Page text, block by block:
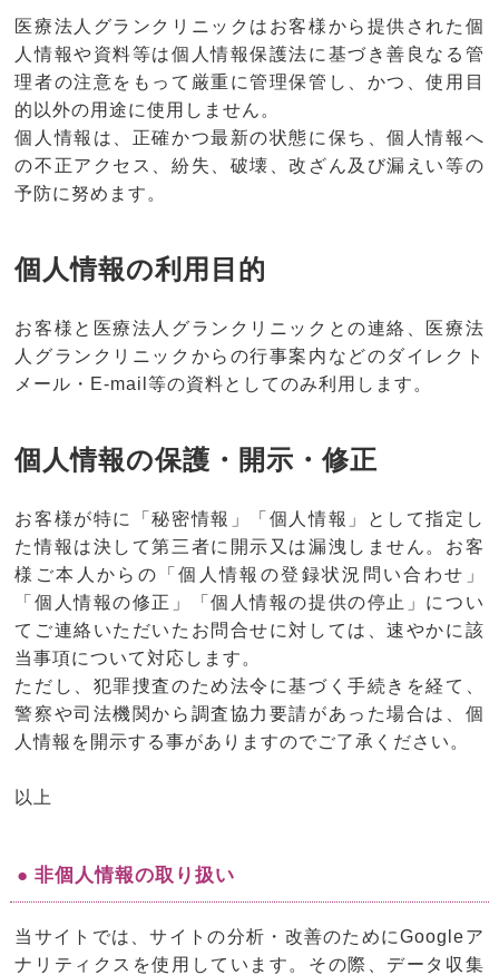
医療法人グランクリニックはお客様から提供された個
人情報や資料等は個人情報保護法に基づき善良なる管
理者の注意をもって厳重に管理保管し、かつ、使用目
的以外の用途に使用しません。
個人情報は、正確かつ最新の状態に保ち、個人情報へ
の不正アクセス、紛失、破壊、改ざん及び漏えい等の
予防に努めます。
個人情報の利用目的
お客様と医療法人グランクリニックとの連絡、医療法
人グランクリニックからの行事案内などのダイレクト
メール・E-mail等の資料としてのみ利用します。
個人情報の保護・開示・修正
お客様が特に「秘密情報」「個人情報」として指定し
た情報は決して第三者に開示又は漏洩しません。お客
様ご本人からの「個人情報の登録状況問い合わせ」
「個人情報の修正」「個人情報の提供の停止」につい
てご連絡いただいたお問合せに対しては、速やかに該
当事項について対応します。
ただし、犯罪捜査のため法令に基づく手続きを経て、
警察や司法機関から調査協力要請があった場合は、個
人情報を開示する事がありますのでご了承ください。
以上
● 非個人情報の取り扱い
当サイトでは、サイトの分析・改善のためにGoogleア
ナリティクスを使用しています。その際、データ収集